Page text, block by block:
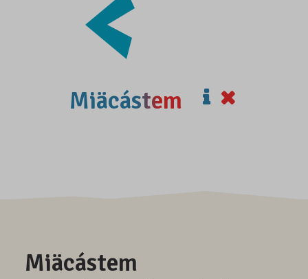
Miäcástem
Miäcástem